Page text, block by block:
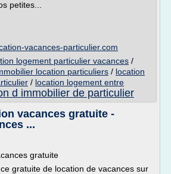
petites...
vacances-particulier.com
logement particulier vacances /
location particuliers / location
/ location logement entre
d immobilier de particulier
vacances gratuite -
...
gratuite
gratuite de location de vacances sur